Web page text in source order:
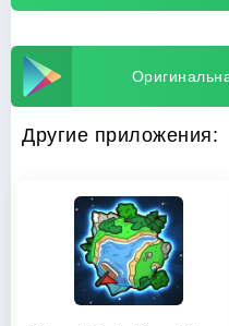
Другие приложения: